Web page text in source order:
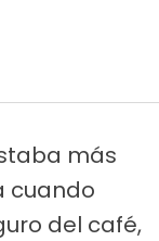
más
cuando
del café,